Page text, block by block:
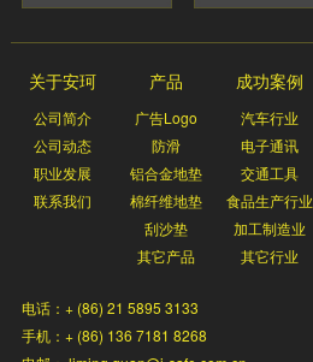
关于安珂
公司简介
公司动态
职业发展
联系我们
产品
广告Logo
防滑
铝合金地垫
棉纤维地垫
刮沙垫
其它产品
成功案例
汽车行业
电子通讯
交通工具
食品生产行业
加工制造业
其它行业
电话：+ (86) 21 5895 3133
手机：+ (86) 136 7181 8268